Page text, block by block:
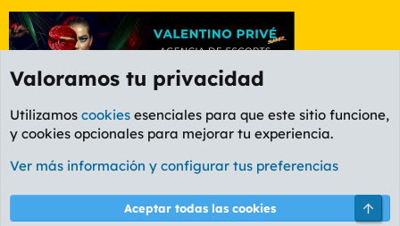
Foro Informática y Videojuegos
Cookies
PL OLDSTYLE AMARILLO
Términos y reglas Política de privacidad Ayuda
Valoramos tu privacidad
Utilizamos cookies esenciales para que este sitio funcione,
y cookies opcionales para mejorar tu experiencia.
Ver más información y configurar tus preferencias
Aceptar todas las cookies